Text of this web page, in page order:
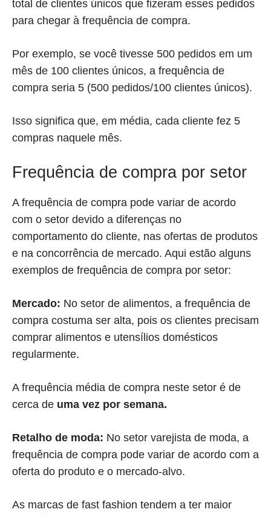
total de clientes únicos que fizeram esses pedidos
para chegar à frequência de compra.
Por exemplo, se você tivesse 500 pedidos em um
mês de 100 clientes únicos, a frequência de
compra seria 5 (500 pedidos/100 clientes únicos).
Isso significa que, em média, cada cliente fez 5
compras naquele mês.
Frequência de compra por setor
A frequência de compra pode variar de acordo
com o setor devido a diferenças no
comportamento do cliente, nas ofertas de produtos
e na concorrência de mercado. Aqui estão alguns
exemplos de frequência de compra por setor:
Mercado: No setor de alimentos, a frequência de
compra costuma ser alta, pois os clientes precisam
comprar alimentos e utensílios domésticos
regularmente.
A frequência média de compra neste setor é de
cerca de uma vez por semana.
Retalho de moda: No setor varejista de moda, a
frequência de compra pode variar de acordo com a
oferta do produto e o mercado-alvo.
As marcas de fast fashion tendem a ter maior